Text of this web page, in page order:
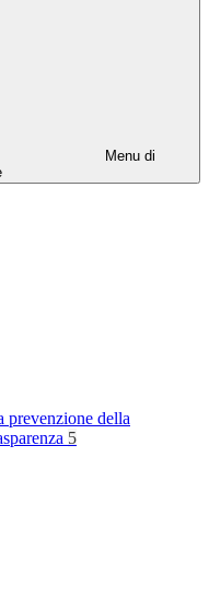
Menu di
prevenzione della
5